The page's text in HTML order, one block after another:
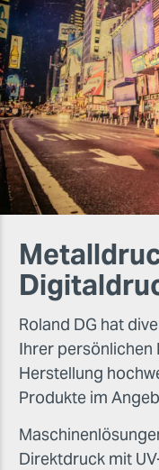
Roland DG hat
Ihrer persönlichen
Herstellung
Produkte im
Direktdruck mit